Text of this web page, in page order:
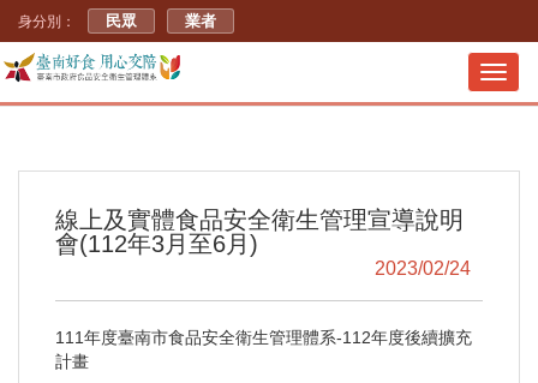
身分別： 民眾 業者
線上及實體食品安全衛生管理宣導說明
會(112年3月至6月)
2023/02/24
111年度臺南市食品安全衛生管理體系-112年度後續擴充
計畫